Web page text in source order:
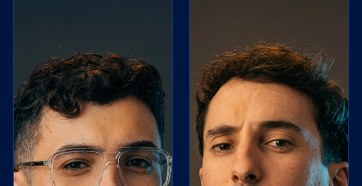
Asprella
HEAD OF
FINANCIAL
ADVISORY &
PROJECT
MANAGER
Lidera el
equipo de
asesores, con